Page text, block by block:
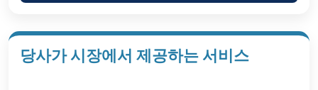
당사가 시장에서 제공하는 서비스